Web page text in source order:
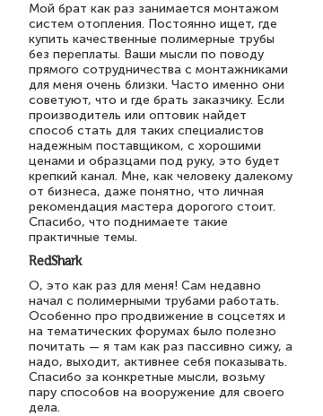
Мой брат как раз занимается монтажом
систем отопления. Постоянно ищет, где
купить качественные полимерные трубы
без переплаты. Ваши мысли по поводу
прямого сотрудничества с монтажниками
для меня очень близки. Часто именно они
советуют, что и где брать заказчику. Если
производитель или оптовик найдет
способ стать для таких специалистов
надежным поставщиком, с хорошими
ценами и образцами под руку, это будет
крепкий канал. Мне, как человеку далекому
от бизнеса, даже понятно, что личная
рекомендация мастера дорогого стоит.
Спасибо, что поднимаете такие
практичные темы.
RedShark
О, это как раз для меня! Сам недавно
начал с полимерными трубами работать.
Особенно про продвижение в соцсетях и
на тематических форумах было полезно
почитать — я там как раз пассивно сижу, а
надо, выходит, активнее себя показывать.
Спасибо за конкретные мысли, возьму
пару способов на вооружение для своего
дела.